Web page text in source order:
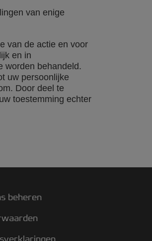
van enige
van de actie en voor
en in
worden behandeld.
uw persoonlijke
Door deel te
toestemming echter
beheren